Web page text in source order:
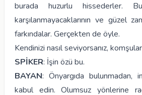
burada huzurlu hissederler.
karşılanmayacaklarının ve güzel
farkındalar. Gerçekten de öyle.
Kendinizi nasıl seviyorsanız,
SPİKER: İşin özü bu.
BAYAN: Önyargıda bulunmadan,
kabul edin. Olumsuz yönlerine